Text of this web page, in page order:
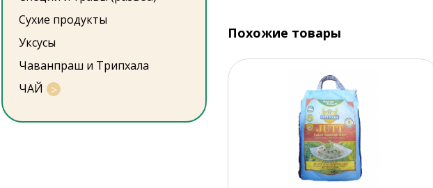
Сухие продукты
Уксусы
Чаванпраш и Трипхала
ЧАЙ
Похожие товары